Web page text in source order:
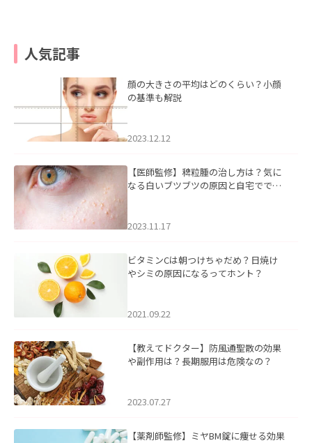
人気記事
顔の大きさの平均はどのくらい？小顔
の基準も解説
2023.12.12
【医師監修】稗粒腫の治し方は？気に
なる白いブツブツの原因と自宅ででき
2023.11.17
ビタミンCは朝つけちゃだめ？日焼け
やシミの原因になるってホント？
2021.09.22
【教えてドクター】防風通聖散の効果
や副作用は？長期服用は危険なの？
2023.07.27
【薬剤師監修】ミヤBM錠に痩せる効果